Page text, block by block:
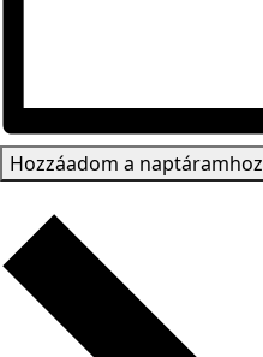
Hozzáadom a naptáramhoz